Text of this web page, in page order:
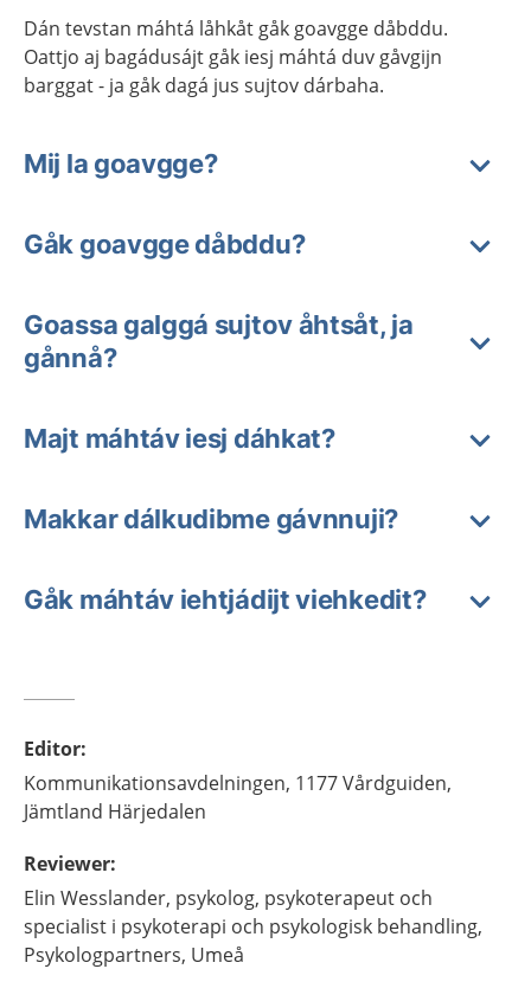
Dán tevstan máhtá låhkåt gåk goavgge dåbddu.
Oattjo aj bagádusájt gåk iesj máhtá duv gåvgijn
barggat - ja gåk dagá jus sujtov dárbaha.
Mij la goavgge?
Gåk goavgge dåbddu?
Goassa galggá sujtov åhtsåt, ja
gånnå?
Majt máhtáv iesj dáhkat?
Makkar dálkudibme gávnnuji?
Gåk máhtáv iehtjádijt viehkedit?
Editor:
Kommunikationsavdelningen, 1177 Vårdguiden,
Jämtland Härjedalen
Reviewer:
Elin Wesslander, psykolog, psykoterapeut och
specialist i psykoterapi och psykologisk behandling,
Psykologpartners, Umeå